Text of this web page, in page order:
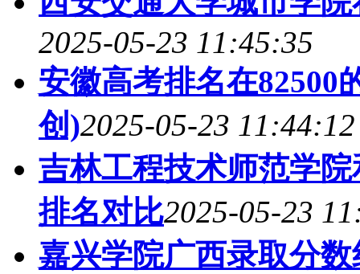
2025-05-23 11:45:35
安徽高考排名在82500
创)2025-05-23 11:44:12
吉林工程技术师范学
排名对比2025-05-23
嘉兴学院广西录取分